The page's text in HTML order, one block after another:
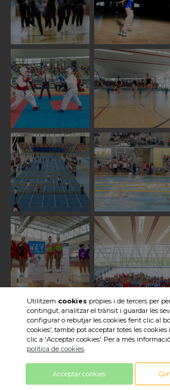
Veure totes les
Utilitzem cookies pròpies i de tercers per
contingut, analitzar el trànsit i guardar les
configurar o rebutjar les cookies fent clic al
cookies', també pot acceptar totes les
clic a 'Acceptar cookies'. Per a més
política de cookies.
Acceptar cookies